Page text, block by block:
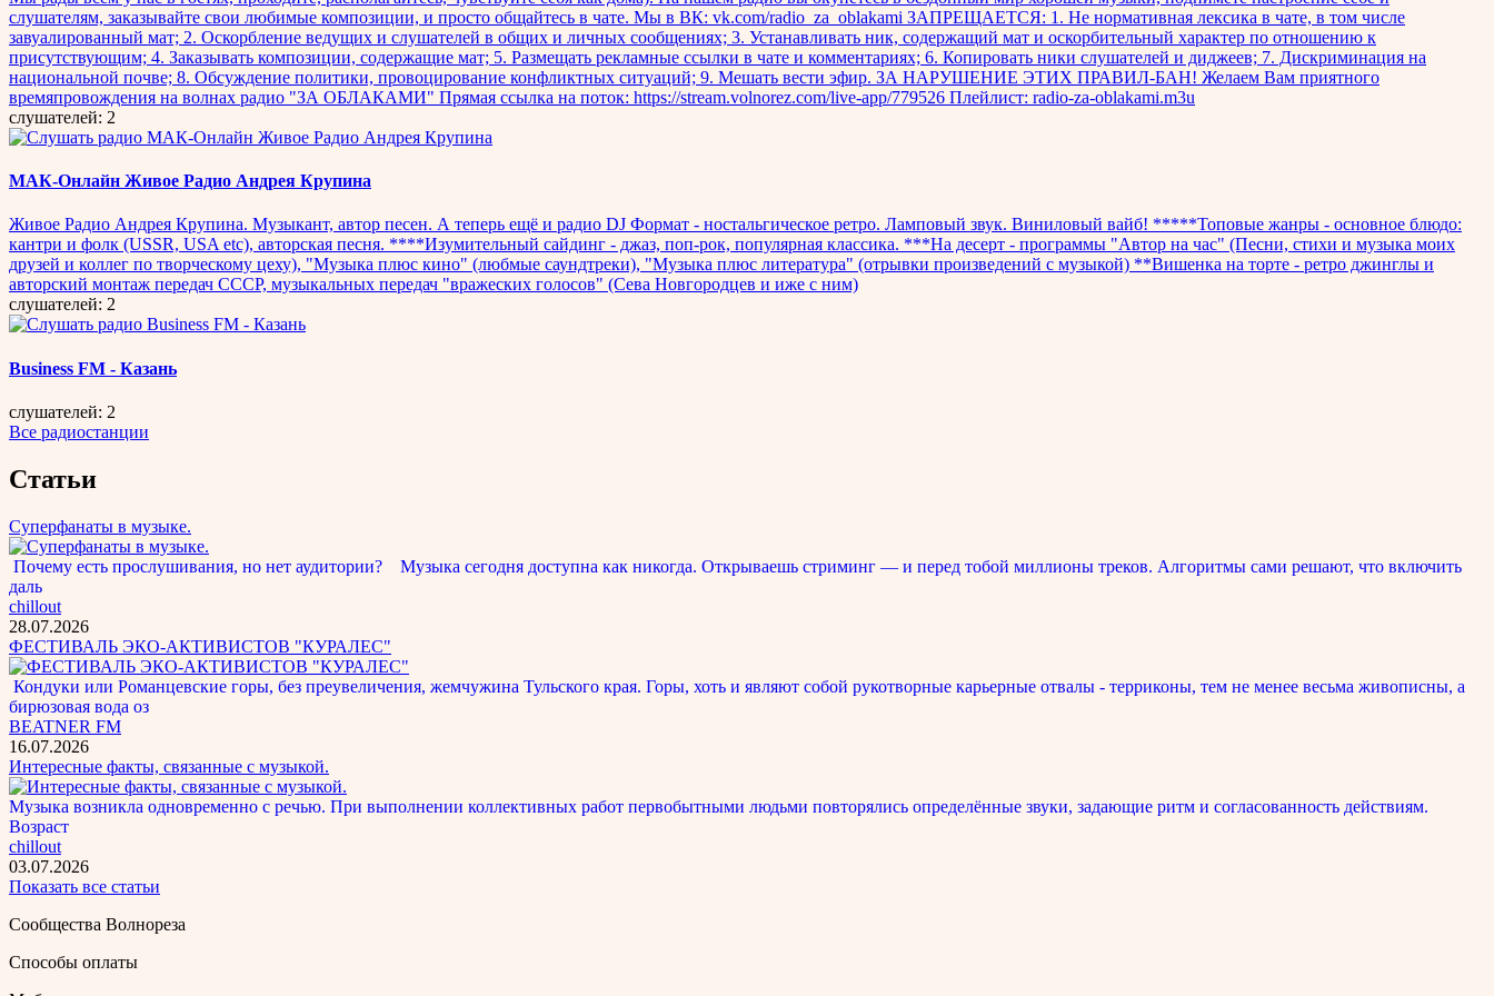
слушателям, заказывайте свои любимые композиции, и просто общайтесь в чате. Мы в ВК: vk.com/radio_za_oblakami ЗАПРЕЩАЕТСЯ: 1. Не нормативная лексика в чате, в том числе
завуалированный мат; 2. Оскорбление ведущих и слушателей в общих и личных сообщениях; 3. Устанавливать ник, содержащий мат и оскорбительный характер по отношению к
присутствующим; 4. Заказывать композиции, содержащие мат; 5. Размещать рекламные ссылки в чате и комментариях; 6. Копировать ники слушателей и диджеев; 7. Дискриминация на
национальной почве; 8. Обсуждение политики, провоцирование конфликтных ситуаций; 9. Мешать вести эфир. ЗА НАРУШЕНИЕ ЭТИХ ПРАВИЛ-БАН! Желаем Вам приятного
времяпровождения на волнах радио "ЗА ОБЛАКАМИ" Прямая ссылка на поток: https://stream.volnorez.com/live-app/779526 Плейлист: radio-za-oblakami.m3u
слушателей: 2
МАК-Онлайн Живое Радио Андрея Крупина
Живое Радио Андрея Крупина. Музыкант, автор песен. А теперь ещё и радио DJ Формат - ностальгическое ретро. Ламповый звук. Виниловый вайб! *****Топовые жанры - основное блюдо:
кантри и фолк (USSR, USA etc), авторская песня. ****Изумительный сайдинг - джаз, поп-рок, популярная классика. ***На десерт - программы "Автор на час" (Песни, стихи и музыка моих
друзей и коллег по творческому цеху), "Музыка плюс кино" (любмые саундтреки), "Музыка плюс литература" (отрывки произведений с музыкой) **Вишенка на торте - ретро джинглы и
авторский монтаж передач CCCР, музыкальных передач "вражеских голосов" (Сева Новгородцев и иже с ним)
слушателей: 2
Business FM - Казань
слушателей: 2
Все радиостанции
Статьи
Суперфанаты в музыке.
Почему есть прослушивания, но нет аудитории? Музыка сегодня доступна как никогда. Открываешь стриминг — и перед тобой миллионы треков. Алгоритмы сами решают, что включить
даль
chillout
28.07.2026
ФЕСТИВАЛЬ ЭКО-АКТИВИСТОВ "КУРАЛЕС"
Кондуки или Романцевские горы, без преувеличения, жемчужина Тульского края. Горы, хоть и являют собой рукотворные карьерные отвалы - терриконы, тем не менее весьма живописны, а
бирюзовая вода оз
BEATNER FM
16.07.2026
Интересные факты, связанные с музыкой.
Музыка возникла одновременно с речью. При выполнении коллективных работ первобытными людьми повторялись определённые звуки, задающие ритм и согласованность действиям.
Возраст
chillout
03.07.2026
Показать все статьи
Сообщества Волнореза
Способы оплаты